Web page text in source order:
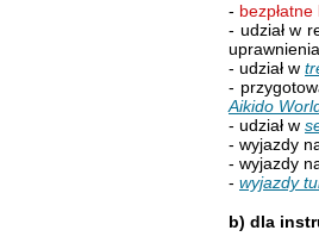
-
- udział w
- udział w
-
Aikido
- udział w
- wyjazdy
- wyjazdy
- wyjazdy
b) dla